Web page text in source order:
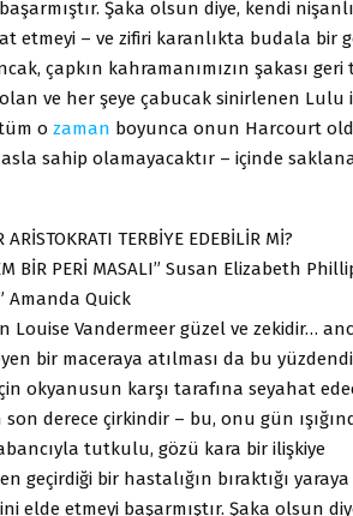
Şaka olsun diye, kendi
etmeyi – ve zifiri karanlıkta budala bir
çapkın kahramanımızın şakası geri
ve her şeye çabucak sinirlenen Lulu
o zaman boyunca onun Harcourt
sahip olamayacaktır – içinde
TERBİYE EDEBİLİR Mİ?
BİR PERİ MASALI” Susan Elizabeth
Amanda Quick
Louise Vandermeer güzel ve zekidir…
bir maceraya atılması da bu
okyanusun karşı tarafına seyahat
derece çirkindir – bu, onu gün
tutkulu, gözü kara bir ilişkiye
geçirdiği bir hastalığın bıraktığı
elde etmeyi başarmıştır. Şaka olsun